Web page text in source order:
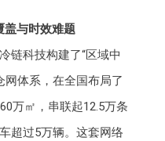
盖与时效难题
链科技构建了“区域中
网体系，在全国布局了
万㎡，串联起12.5万条
超过5万辆。这套网络